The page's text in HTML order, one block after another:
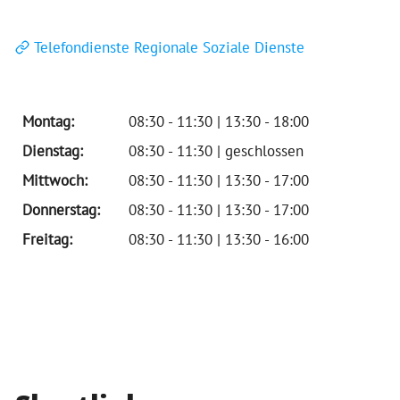
Telefondienste Regionale Soziale Dienste
Montag:
08:30 - 11:30 | 13:30 - 18:00
Dienstag:
08:30 - 11:30 | geschlossen
Mittwoch:
08:30 - 11:30 | 13:30 - 17:00
Donnerstag:
08:30 - 11:30 | 13:30 - 17:00
Freitag:
08:30 - 11:30 | 13:30 - 16:00